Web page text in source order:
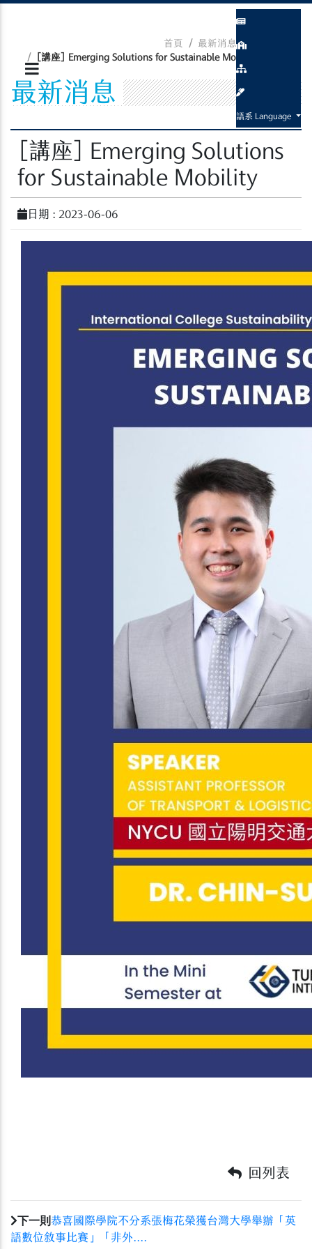
語系 Language
首頁 最新消息
[講座] Emerging Solutions for Sustainable Mobility
最新消息
[講座] Emerging Solutions
for Sustainable Mobility
日期 : 2023-06-06
回列表
下一則恭喜國際學院不分系張梅花榮獲台灣大學舉辦「英
語數位敘事比賽」「非外....